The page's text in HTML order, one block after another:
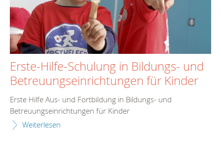
Erste-Hilfe-Schulung in Bildungs- und
Betreuungseinrichtungen für Kinder
Erste Hilfe Aus- und Fortbildung in Bildungs- und
Betreuungseinrichtungen für Kinder
Weiterlesen